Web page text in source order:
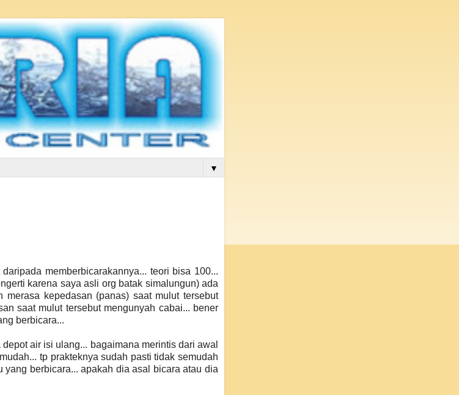
▼
memberbicarakannya... teori bisa 100...
karena saya asli org batak simalungun) ada
kepedasan (panas) saat mulut tersebut
saat mulut tersebut mengunyah cabai... bener
berbicara...
air isi ulang... bagaimana merintis dari awal
tp prakteknya sudah pasti tidak semudah
berbicara... apakah dia asal bicara atau dia